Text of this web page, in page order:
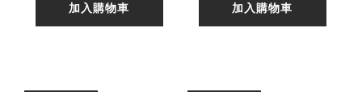
加入購物車 加入購物車